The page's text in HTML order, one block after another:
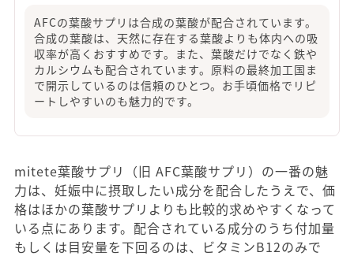
AFCの葉酸サプリは合成の葉酸が配合されています。
合成の葉酸は、天然に存在する葉酸よりも体内への吸
収率が高くおすすめです。また、葉酸だけでなく鉄や
カルシウムも配合されています。原料の最終加工国ま
で開示しているのは信頼のひとつ。お手頃価格でリピ
ートしやすいのも魅力的です。
mitete葉酸サプリ（旧 AFC葉酸サプリ）の一番の魅
力は、妊娠中に摂取したい成分を配合したうえで、価
格はほかの葉酸サプリよりも比較的求めやすくなって
いる点にあります。配合されている成分のうち付加量
もしくは目安量を下回るのは、ビタミンB12のみで